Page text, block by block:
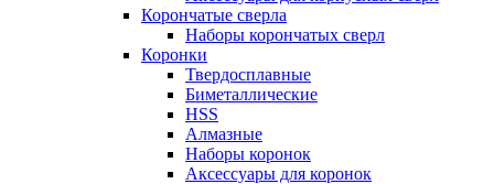
Корончатые сверла
Наборы корончатых сверл
Коронки
Твердосплавные
Биметаллические
HSS
Алмазные
Наборы коронок
Аксессуары для коронок